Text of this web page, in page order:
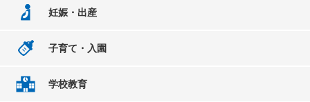
妊娠・出産
子育て・入園
学校教育